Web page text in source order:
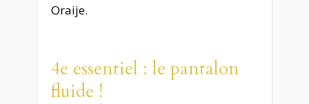
Oraije.
4e essentiel : le pantalon
fluide !